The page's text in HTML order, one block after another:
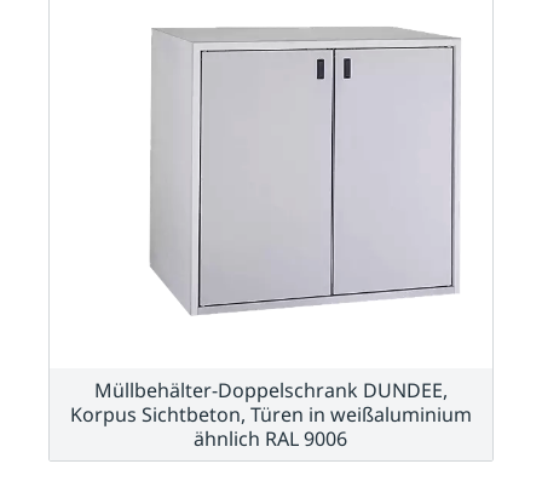
Müllbehälter-Doppelschrank DUNDEE,
Korpus Sichtbeton, Türen in weißaluminium
ähnlich RAL 9006